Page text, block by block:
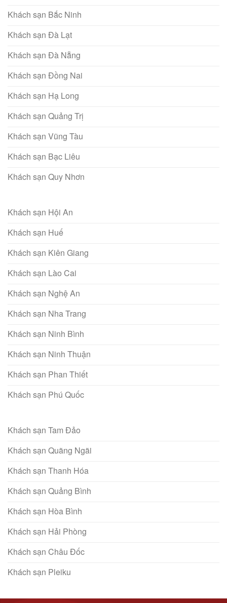
Khách sạn Bắc Ninh
Khách sạn Đà Lạt
Khách sạn Đà Nẵng
Khách sạn Đồng Nai
Khách sạn Hạ Long
Khách sạn Quảng Trị
Khách sạn Vũng Tàu
Khách sạn Bạc Liêu
Khách sạn Quy Nhơn
Khách sạn Hội An
Khách sạn Huế
Khách sạn Kiên Giang
Khách sạn Lào Cai
Khách sạn Nghệ An
Khách sạn Nha Trang
Khách sạn Ninh Bình
Khách sạn Ninh Thuận
Khách sạn Phan Thiết
Khách sạn Phú Quốc
Khách sạn Tam Đảo
Khách sạn Quãng Ngãi
Khách sạn Thanh Hóa
Khách sạn Quảng Bình
Khách sạn Hòa Bình
Khách sạn Hải Phòng
Khách sạn Châu Đốc
Khách sạn Pleiku